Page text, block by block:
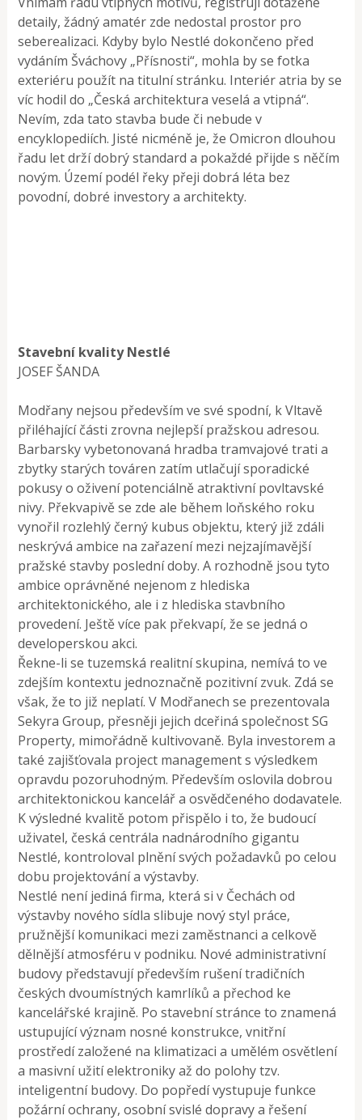
detaily, žádný amatér zde nedostal prostor pro
seberealizaci. Kdyby bylo Nestlé dokončeno před
vydáním Šváchovy „Přísnosti“, mohla by se fotka
exteriéru použít na titulní stránku. Interiér atria by se
víc hodil do „Česká architektura veselá a vtipná“.
Nevím, zda tato stavba bude či nebude v
encyklopediích. Jisté nicméně je, že Omicron dlouhou
řadu let drží dobrý standard a pokaždé přijde s něčím
novým. Území podél řeky přeji dobrá léta bez
povodní, dobré investory a architekty.
Stavební kvality Nestlé
JOSEF ŠANDA
Modřany nejsou především ve své spodní, k Vltavě
přiléhající části zrovna nejlepší pražskou adresou.
Barbarsky vybetonovaná hradba tramvajové trati a
zbytky starých továren zatím utlačují sporadické
pokusy o oživení potenciálně atraktivní povltavské
nivy. Překvapivě se zde ale během loňského roku
vynořil rozlehlý černý kubus objektu, který již zdáli
neskrývá ambice na zařazení mezi nejzajímavější
pražské stavby poslední doby. A rozhodně jsou tyto
ambice oprávněné nejenom z hlediska
architektonického, ale i z hlediska stavbního
provedení. Ještě více pak překvapí, že se jedná o
developerskou akci.
Řekne-li se tuzemská realitní skupina, nemívá to ve
zdejším kontextu jednoznačně pozitivní zvuk. Zdá se
však, že to již neplatí. V Modřanech se prezentovala
Sekyra Group, přesněji jejich dceřiná společnost SG
Property, mimořádně kultivovaně. Byla investorem a
také zajišťovala project management s výsledkem
opravdu pozoruhodným. Především oslovila dobrou
architektonickou kancelář a osvědčeného dodavatele.
K výsledné kvalitě potom přispělo i to, že budoucí
uživatel, česká centrála nadnárodního gigantu
Nestlé, kontroloval plnění svých požadavků po celou
dobu projektování a výstavby.
Nestlé není jediná firma, která si v Čechách od
výstavby nového sídla slibuje nový styl práce,
pružnější komunikaci mezi zaměstnanci a celkově
dělnější atmosféru v podniku. Nové administrativní
budovy představují především rušení tradičních
českých dvoumístných kamrlíků a přechod ke
kancelářské krajině. Po stavební stránce to znamená
ustupující význam nosné konstrukce, vnitřní
prostředí založené na klimatizaci a umělém osvětlení
a masivní užití elektroniky až do polohy tzv.
inteligentní budovy. Do popředí vystupuje funkce
požární ochrany, osobní svislé dopravy a řešení